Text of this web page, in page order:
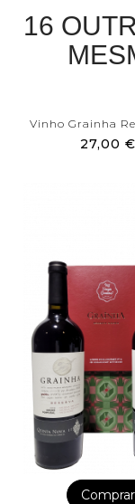
16
Vinho Grainha
27,00 €
Comprar